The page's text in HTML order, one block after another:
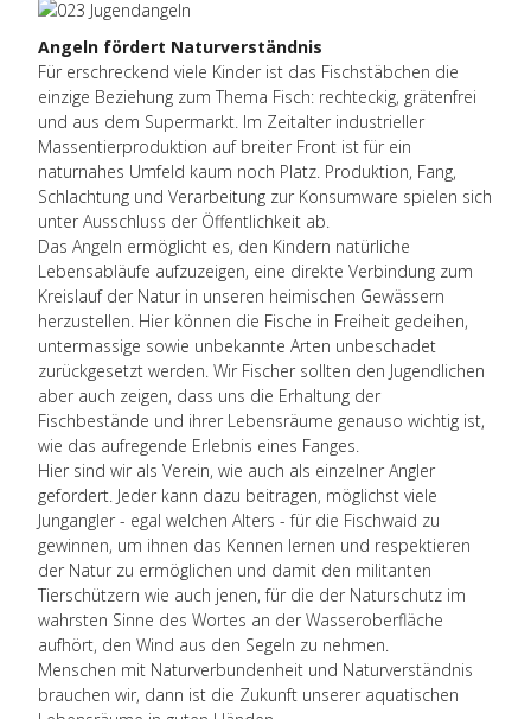
Angeln fördert Naturverständnis
Für erschreckend viele Kinder ist das Fischstäbchen die
einzige Beziehung zum Thema Fisch: rechteckig, grätenfrei
und aus dem Supermarkt. Im Zeitalter industrieller
Massentierproduktion auf breiter Front ist für ein
naturnahes Umfeld kaum noch Platz. Produktion, Fang,
Schlachtung und Verarbeitung zur Konsumware spielen sich
unter Ausschluss der Öffentlichkeit ab.
Das Angeln ermöglicht es, den Kindern natürliche
Lebensabläufe aufzuzeigen, eine direkte Verbindung zum
Kreislauf der Natur in unseren heimischen Gewässern
herzustellen. Hier können die Fische in Freiheit gedeihen,
untermassige sowie unbekannte Arten unbeschadet
zurückgesetzt werden. Wir Fischer sollten den Jugendlichen
aber auch zeigen, dass uns die Erhaltung der
Fischbestände und ihrer Lebensräume genauso wichtig ist,
wie das aufregende Erlebnis eines Fanges.
Hier sind wir als Verein, wie auch als einzelner Angler
gefordert. Jeder kann dazu beitragen, möglichst viele
Jungangler - egal welchen Alters - für die Fischwaid zu
gewinnen, um ihnen das Kennen lernen und respektieren
der Natur zu ermöglichen und damit den militanten
Tierschützern wie auch jenen, für die der Naturschutz im
wahrsten Sinne des Wortes an der Wasseroberfläche
aufhört, den Wind aus den Segeln zu nehmen.
Menschen mit Naturverbundenheit und Naturverständnis
brauchen wir, dann ist die Zukunft unserer aquatischen